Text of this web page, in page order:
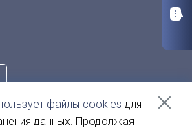
файлы cookies для
данных. Продолжая